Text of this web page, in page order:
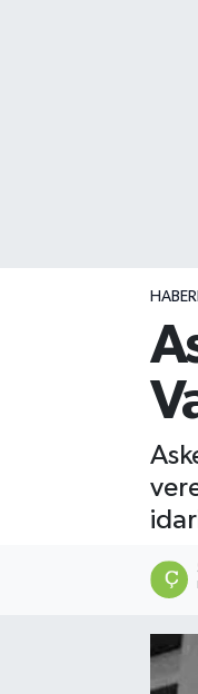
KASTAMONU